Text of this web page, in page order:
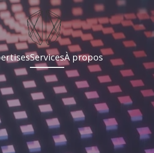
ServicesÀ propos